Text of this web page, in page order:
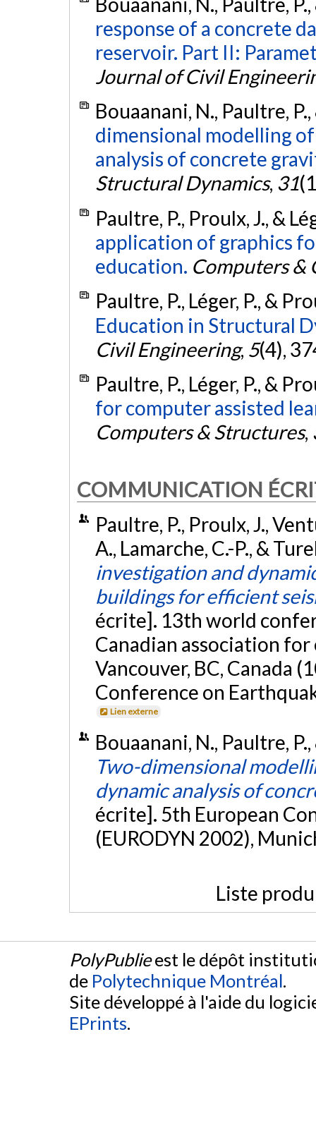
response of a concrete
reservoir. Part II:
Journal of Civil
Bouaanani, N., Paultre,
dimensional modelling
analysis of concrete
Structural Dynamics, 31
Paultre, P., Proulx, J., &
application of graphics
education. Computers &
Paultre, P., Léger, P., &
Education in Structural
Civil Engineering, 5(4),
Paultre, P., Léger, P., &
for computer assisted
Computers & Structures,
COMMUNICATION
Paultre, P., Proulx, J.,
A., Lamarche, C.-P., &
investigation and
buildings for efficient
écrite]. 13th world
Canadian association
Vancouver, BC, Canada
Conference on
Lien externe
Bouaanani, N., Paultre,
Two-dimensional
dynamic analysis of
écrite]. 5th European
(EURODYN 2002),
Liste
PolyPublieest le dépôt
de Polytechnique Montréal.
Site développé à l'aide du
EPrints.